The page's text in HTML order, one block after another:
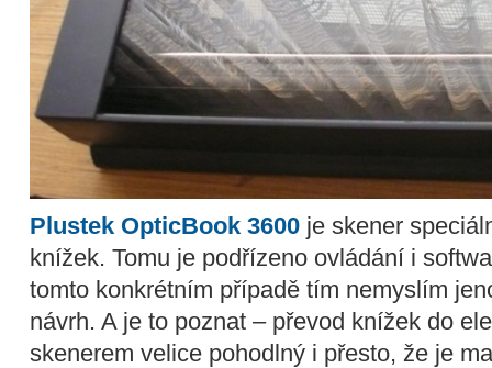
Plustek OpticBook 3600 je skener
knížek. Tomu je podřízeno ovládání i
tomto konkrétním případě tím nemyslím
návrh. A je to poznat – převod knížek do
skenerem velice pohodlný i přesto, že je